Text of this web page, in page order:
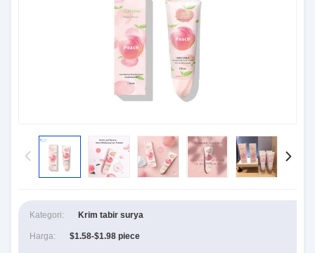
Kategori: Krim tabir surya
Harga: $1.58-$1.98 piece